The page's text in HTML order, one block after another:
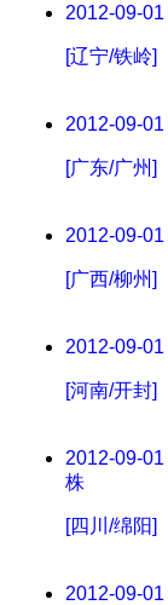
2012-09-01
[辽宁/铁岭]
2012-09-01
[广东/广州]
2012-09-01
[广西/柳州]
2012-09-01
[河南/开封]
2012-09-01
株
[四川/绵阳]
2012-09-01